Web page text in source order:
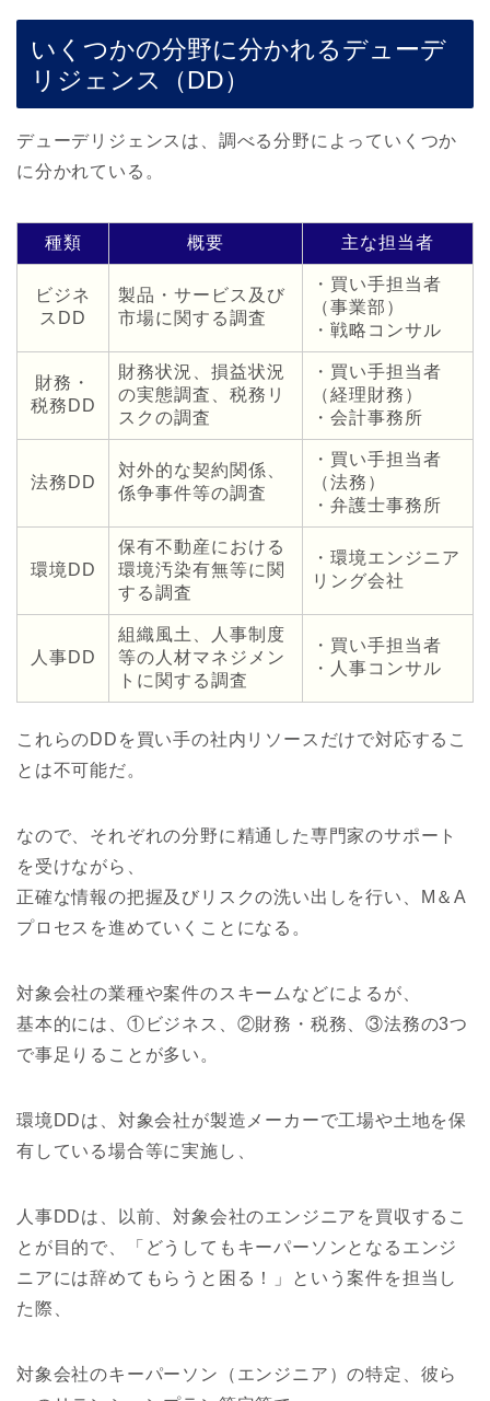
いくつかの分野に分かれるデューデ
リジェンス（DD）
デューデリジェンスは、調べる分野によっていくつか
に分かれている。
種類 概要 主な担当者
ビジネ
スDD
製品・サービス及び
市場に関する調査
・買い手担当者
（事業部）
・戦略コンサル
財務・
税務DD
財務状況、損益状況
の実態調査、税務リ
スクの調査
・買い手担当者
（経理財務）
・会計事務所
法務DD
対外的な契約関係、
係争事件等の調査
・買い手担当者
（法務）
・弁護士事務所
環境DD
保有不動産における
環境汚染有無等に関
する調査
・環境エンジニア
リング会社
人事DD
組織風土、人事制度
等の人材マネジメン
トに関する調査
・買い手担当者
・人事コンサル
これらのDDを買い手の社内リソースだけで対応するこ
とは不可能だ。
なので、それぞれの分野に精通した専門家のサポート
を受けながら、
正確な情報の把握及びリスクの洗い出しを行い、M＆A
プロセスを進めていくことになる。
対象会社の業種や案件のスキームなどによるが、
基本的には、①ビジネス、②財務・税務、③法務の3つ
で事足りることが多い。
環境DDは、対象会社が製造メーカーで工場や土地を保
有している場合等に実施し、
人事DDは、以前、対象会社のエンジニアを買収するこ
とが目的で、「どうしてもキーパーソンとなるエンジ
ニアには辞めてもらうと困る！」という案件を担当し
た際、
対象会社のキーパーソン（エンジニア）の特定、彼ら